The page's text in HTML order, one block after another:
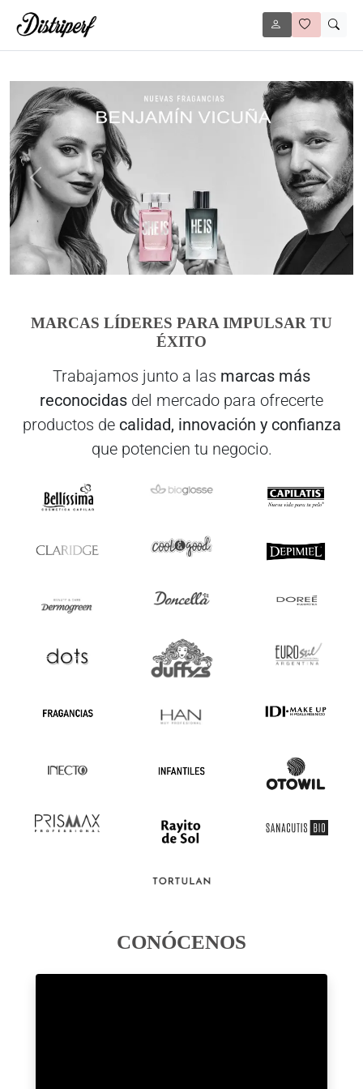
Anterior
MARCAS LÍDERES PARA IMPULSAR TU
ÉXITO
Trabajamos junto a las marcas más
reconocidas del mercado para ofrecerte
productos de calidad, innovación y confianza
que potencien tu negocio.
CONÓCENOS